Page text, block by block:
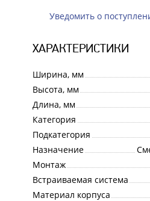
Уведомить о
ХАРАКТЕРИСТИКИ
Ширина, мм
Высота, мм
Длина, мм
Категория
Подкатегория
Назначение
Монтаж
Встраиваемая система
Материал корпуса